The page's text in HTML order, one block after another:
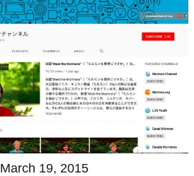
March 19, 2015